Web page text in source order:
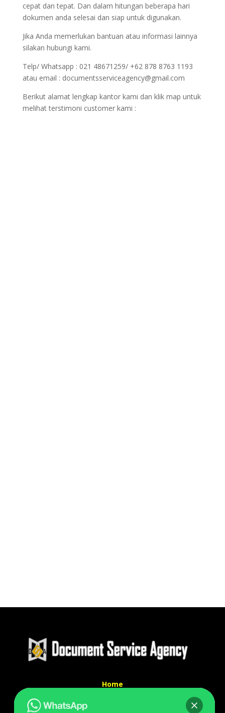
cepat dan tepat. Dan dalam hitungan beberapa hari
dokumen anda selesai dan siap untuk digunakan.
Jika Anda memerlukan bantuan atau informasi lainnya
silakan hubungi kami.
Telp/ Whatsapp : 021 48671259/ +62 878 8763 1193
atau email : documentsserviceagency@gmail.com
Berikut alamat lengkap kantor kami dan klik map untuk
melihat terstimoni customer kami :
Home